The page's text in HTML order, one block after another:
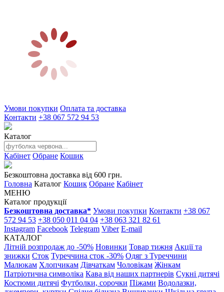
Умови покупки Оплата та доставка
Контакти +38 067 572 94 53
Каталог
Кабінет Обране Кошик
Безкоштовна доставка від 600 грн.
Головна Каталог Кошик Обране Кабінет
МЕНЮ
Каталог продукції
Безкоштовна доставка* Умови покупки Контакти +38 067
572 94 53 +38 050 011 04 04 +38 063 321 82 61
Instagram Facebook Telegram Viber E-mail
КАТАЛОГ
Літній розпродаж до -50% Новинки Товар тижня Акції та
знижки Сток Туреччина сток -30% Одяг з Туреччини
Малюкам Хлопчикам Дівчаткам Чоловікам Жінкам
Патріотична символіка Кава від наших партнерів Сукні дитячі
Костюми дитячі Футболки, сорочки Піжами Водолазки,